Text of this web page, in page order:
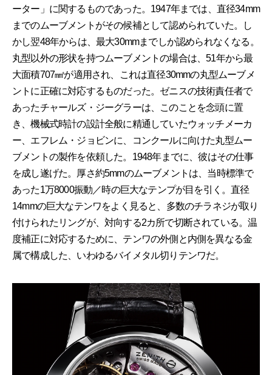
ーター」に関するものであった。1947年までは、直径34mm
までのムーブメントがその候補として認められていた。し
かし翌48年からは、最大30mmまでしか認められなくなる。
丸型以外の形状を持つムーブメントの場合は、51年から最
大面積707㎟が適用され、これは直径30mmの丸型ムーブメ
ントに正確に対応するものだった。ゼニスの技術責任者で
あったチャールズ・ジーグラーは、このことを念頭に置
き、機械式時計の設計全般に精通していたウォッチメーカ
ー、エフレム・ジョビンに、コンクールに向けた丸型ムー
ブメントの製作を依頼した。1948年までに、彼はその仕事
を成し遂げた。厚さ約5mmのムーブメントは、当時標準で
あった1万8000振動／時の巨大なテンプが目を引く。直径
14mmの巨大なテンワをよく見ると、多数のチラネジが取り
付けられたリングが、対向する2カ所で切断されている。温
度補正に対応するために、テンワの外側と内側を異なる金
属で構成した、いわゆるバイメタル切りテンワだ。